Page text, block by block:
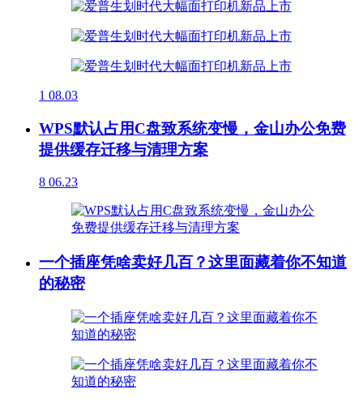
1 08.03
WPS默认占用C盘致系统变慢，金山办公免费
提供缓存迁移与清理方案
8 06.23
一个插座凭啥卖好几百？这里面藏着你不知道
的秘密